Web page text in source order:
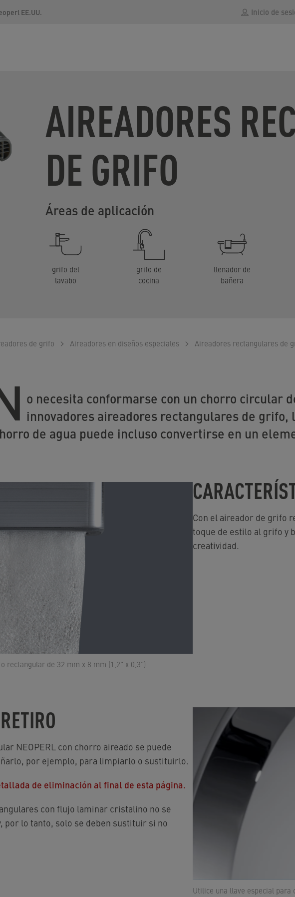
EE.UU. Inicio de
AIREADORES
DE GRIFO
Áreas de aplicación
grifo del
lavabo
grifo de
cocina
llenador de
bañera
de grifo Aireadores en diseños especiales Aireadores rectangulares de
o necesita conformarse con un chorro circular
innovadores aireadores rectangulares de grifo,
de agua puede incluso convertirse en un
rectangular de 32 mm x 8 mm (1,2" x 0,3")
Con el aireador de grifo
toque de estilo al grifo y
creatividad.
Utilice una llave especial
NEOPERL con chorro aireado se puede
por ejemplo, para limpiarlo o sustituirlo.
de eliminación al final de esta página.
con flujo laminar cristalino no se
por lo tanto, solo se deben sustituir si no